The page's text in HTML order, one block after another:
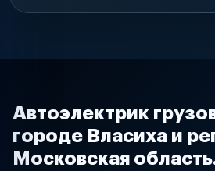
Автоэлектрик
городе Власиха и
Московская